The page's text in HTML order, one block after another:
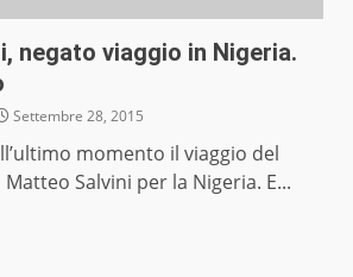
negato viaggio in Nigeria.
Settembre 28, 2015
momento il viaggio del
Salvini per la Nigeria. E...